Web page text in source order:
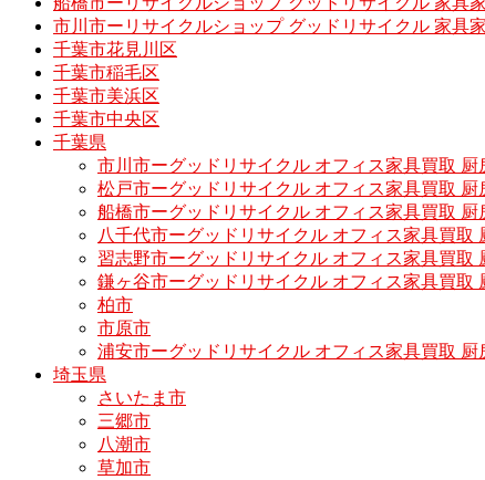
市川市ーリサイクルショップ グッドリサイクル 家具
千葉市花見川区
千葉市稲毛区
千葉市美浜区
千葉市中央区
千葉県
市川市ーグッドリサイクル オフィス家具買取 厨
松戸市ーグッドリサイクル オフィス家具買取
船橋市ーグッドリサイクル オフィス家具買取 厨
八千代市ーグッドリサイクル オフィス家具買取
習志野市ーグッドリサイクル オフィス家具買取
鎌ヶ谷市ーグッドリサイクル オフィス家具買取
柏市
市原市
浦安市ーグッドリサイクル オフィス家具買取 厨
埼玉県
さいたま市
三郷市
八潮市
草加市